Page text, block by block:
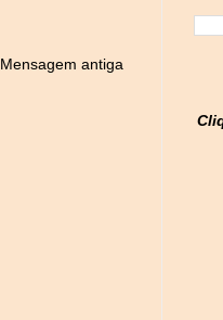
Mensagem antiga